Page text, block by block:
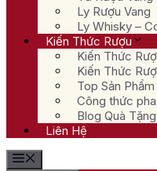
Ly Rượu Vang
Ly Whisky –
Kiến Thức Rượu
Kiến Thức
Kiến Thức
Top Sản
Công thức
Blog Quà Tặng
Liên Hệ